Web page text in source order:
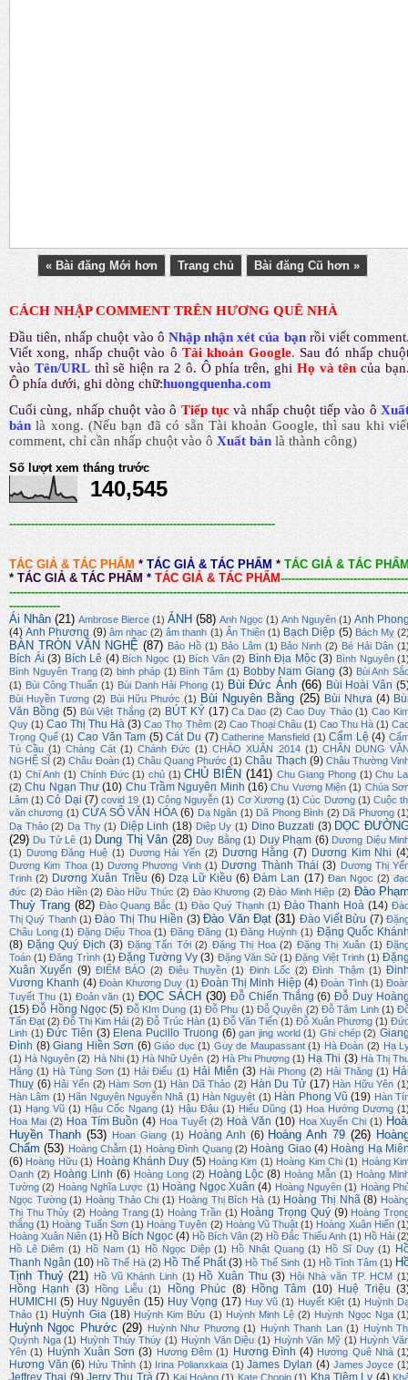
« Bài đăng Mới hơn Trang chủ Bài đăng Cũ hơn »
CÁCH NHẬP COMMENT TRÊN HƯƠNG QUÊ NHÀ
Đầu tiên, nhấp chuột vào ô Nhập nhận xét của bạn rồi viết comment
Viết xong, nhấp chuột vào ô Tài khoản Google. Sau đó nhấp
vào Tên/URL thì sẽ hiện ra 2 ô. Ô phía trên, ghi Họ và tên của
Ô phía dưới, ghi dòng chữ:huongquenha.com
Cuối cùng, nhấp chuột vào ô Tiếp tục và nhấp chuột tiếp vào ô
bản là xong.(Nếu bạn đã có sẵn Tài khoản Google, thì sau khi
comment, chỉ cần nhấp chuột vào ôXuất bản là thành công)
Số lượt xem tháng trước
140,545
-------------------------------------------------------------------------
TÁC GIẢ & TÁC PHẨM * TÁC GIẢ & TÁC PHẨM * TÁC GIẢ & TÁC
* TÁC GIẢ & TÁC PHẨM *TÁC GIẢ & TÁC PHẨM-----------------------------------
--------------
Ái Nhân (21) Ambrose Bierce (1) ẢNH (58) Anh Ngọc (1) Anh Nguyên (1) Anh
(4) Anh Phương (9) âm nhạc (2) âm thanh (1) Ân Thiên (1) Bạch Diệp (5) Bách Mỵ
BÀN TRÒN VĂN NGHỆ (87) Bảo Hồ (1) Bảo Lâm (1) Bảo Ninh (2) Bé Hải Dân
Bích Ái (3) Bích Lê (4) Bích Ngọc (1) Bích Vân (2) Bình Địa Mộc (3) Bình Nguyên
Bình Nguyên Trang (2) binh pháp (1) Bình Tâm (1) Bobby Nam Giang (3) Bùi Anh
(1) Bùi Công Thuấn (1) Bùi Danh Hải Phong (1) Bùi Đức Ánh (66) Bùi Hoài Vân
Bùi Huyền Tương (2) Bùi Hữu Phước (1) Bùi Nguyên Bằng (25) Bùi Nhựa (4)
Văn Bồng (5) Bùi Việt Thắng (2) BÚT KÝ (17) Ca Dao (2) Cao Duy Thảo (1) Cao
Quy (1) Cao Thị Thu Hà (3) Cao Thọ Thêm (2) Cao Thoại Châu (1) Cao Thu Hà (1)
Trọng Quế (1) Cao Văn Tam (5) Cát Du (7) Catherine Mansfield (1) Cẩm Lệ (4)
Tú Cầu (1) Chàng Cát (1) Chánh Đức (1) CHÀO XUÂN 2014 (1) CHÂN DUNG
NGHỆ SĨ (2) Châu Đoàn (1) Châu Quang Phước (1) Châu Thạch (9) Châu Thường
(1) Chí Anh (1) Chính Đức (1) chủ (1) CHỦ BIÊN (141) Chu Giang Phong (1) Chu
(2) Chu Ngạn Thư (10) Chu Trầm Nguyên Minh (16) Chu Vương Miện (1) Chúa
Lâm (1) Cỏ Dại (7) covid 19 (1) Công Nguyễn (1) Cơ Xương (1) Cúc Dương (1) Cuộc
văn chương (1) CỬA SỔ VĂN HÓA (6) Dạ Ngân (1) Dã Phong Bình (2) Dã Phương
Dạ Thảo (2) Dạ Thy (1) Diệp Linh (18) Diệp Uy (1) Dino Buzzati (3) DỌC
(29) Du Tử Lê (1) Dung Thị Vân (28) Duy Bằng (1) Duy Phạm (6) Dương Diệu
(1)
Dương Đăng Huệ (1) Dương Hải Yến (2) Dương Hằng (7) Dương Kim Nhi
Dương Kim Thoa (1) Dương Phương Vinh (1) Dương Thành Thái (3) Dương Thị
Trinh (2) Dương Xuân Triều (6) Dzạ Lữ Kiều (6) Đàm Lan (17) Đan Ngọc (2)
đức (2) Đào Hiền (2) Đào Hữu Thức (2) Đào Khương (2) Đào Minh Hiệp (2) Đào
Thuỳ Trang (82) Đào Quang Bắc (1) Đào Quý Thạnh (1) Đào Thanh Hoà (14)
Thị Quý Thanh (1) Đào Thị Thu Hiền (3) Đào Văn Đạt (31) Đào Viết Bửu (7)
Châu Long (1) Đặng Diệu Thoa (1) Đăng Đăng (1) Đăng Huỳnh (1) Đặng Quốc
(8) Đặng Quý Địch (3) Đặng Tấn Tới (2) Đặng Thị Hoa (2) Đặng Thị Xuân (1)
Toán (1) Đăng Trình (1) Đặng Tường Vy (3) Đặng Văn Sử (1) Đặng Việt Trinh (1)
Xuân Xuyến (9) ĐIỂM BÁO (2) Điêu Thuyền (1) Đinh Lốc (2) Đình Thậm (1)
Vương Khanh (4) Đoàn Khương Duy (1) Đoàn Thị Minh Hiệp (4) Đoàn Tình (1)
Tuyết Thu (1) Đoản văn (1) ĐỌC SÁCH (30) Đỗ Chiến Thắng (6) Đỗ Duy
(15) Đỗ Hồng Ngọc (5) Đỗ KIm Dung (1) Đỗ Phu (1) Đỗ Quyên (2) Đỗ Tâm Linh (1)
Tấn Đạt (2) Đỗ Thị Kim Hải (2) Đỗ Trúc Hàn (1) Đỗ Văn Tiến (1) Đỗ Xuân Phương (1)
Linh (1) Đức Tiên (3) Elena Pucillo Truong (6) gan jing world (1) Ghi chép (2)
Đình (8) Giang Hiền Sơn (6) Giáo dục (1) Guy de Maupassant (1) Hà Đoàn (2) Hạ
(1) Hà Nguyên (2) Hà Nhi (1) Hà Nhữ Uyên (2) Hà Phi Phượng (1) Hạ Thi (3) Hà Thị
Hằng (1) Hà Tùng Sơn (1) Hải Điểu (1) Hải Miên (3) Hải Phong (2) Hải Thăng (1)
Thuỵ (6) Hải Yến (2) Hàm Sơn (1) Hàn Dã Thảo (2) Hàn Du Tử (17) Hàn Hữu Yên
Hàn Lâm (1) Hãn Nguyên Nguyễn Nhã (1) Hàn Nguyệt (1) Hàn Phong Vũ (19) Hàn
(1) Hạng Vũ (1) Hậu Cốc Ngang (1) Hậu Đậu (1) Hiếu Dũng (1) Hoa Hướng Dương
Hoa Mai (2) Hoa Tím Buồn (4) Hoa Tuyết (2) Hoà Văn (10) Hoa Xuyến Chi (1)
Huyền Thanh (53) Hoan Giang (1) Hoàng Anh (6) Hoàng Anh 79 (26)
Chẩm (53) Hoàng Chẫm (1) Hoàng Đình Quang (2) Hoàng Giao (4) Hoàng Hạ
(6) Hoàng Hữu (1) Hoàng Khánh Duy (5) Hoàng Kim (1) Hoàng Kim Chi (1) Hoàng
Oanh (2) Hoàng Linh (6) Hoàng Long (2) Hoàng Lộc (8) Hoàng Mẫn (1) Hoàng
Tường (2) Hoàng Nghĩa Lược (1) Hoàng Ngọc Xuân (4) Hoàng Nguyên (1) Hoàng
Ngọc Tường (1) Hoàng Thảo Chi (1) Hoàng Thị Bích Hà (1) Hoàng Thị Nhã (8)
Thị Thu Thủy (2) Hoàng Trang (1) Hoàng Trần (1) Hoàng Trọng Quý (9) Hoàng
thắng (1) Hoàng Tuấn Sơn (1) Hoàng Tuyên (2) Hoàng Vũ Thuật (1) Hoàng Xuân Hiến
Hoàng Xuân Niên (1) Hồ Bích Ngọc (4) Hồ Bích Vân (2) Hồ Đắc Thiếu Anh (1) Hồ Hải
Hồ Lê Diêm (1) Hồ Nam (1) Hồ Ngọc Diệp (1) Hồ Nhật Quang (1) Hồ Sĩ Duy (1)
Thanh Ngân (10) Hồ Thế Hà (2) Hồ Thế Phất (3) Hồ Thế Sinh (1) Hồ Tĩnh Tâm (1)
Tịnh Thuỷ (21) Hồ Vũ Khánh Linh (1) Hồ Xuân Thu (3) Hội Nhà văn TP. HCM
Hồng Hạnh (3) Hồng Liễu (1) Hồng Phúc (8) Hồng Tâm (10) Huệ Triệu
HUMICHI
(5) Huy Nguyên (15) Huy Vọng (17) Huy Vũ (1) Huyết Kiệt (1) Huỳnh
Thảo (1) Huỳnh Gia (18) Huỳnh Kim Bửu (1) Huỳnh Minh Lệ (2) Huỳnh Ngọc Nga
Huỳnh Ngọc Phước (29) Huỳnh Như Phương (1) Huỳnh Thanh Lan (1)
Huỳnh
Quỳnh Nga (1) Huỳnh Thúy Thúy (1) Huỳnh Văn Diệu (1) Huỳnh Văn Mỹ (1) Huỳnh
Yên (1) Huỳnh Xuân Sơn (3) Hương Đêm (1) Hương Đình (4) Hương Quê Nhà
Hương Văn (6) Hửu Thỉnh (1) Irina Polianxkaia (1) James Dylan (4) James Joyce
Kai Hoàng (1) Kate Chopin (1)